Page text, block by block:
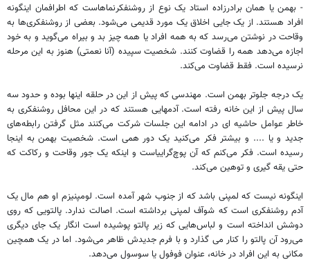
- بهمن یا همان برادرزاده استاد یک نوع از روشنفکرنماهاست که اطرافمان اینگونه
افراد هستند. از یک جایی اخلاق یک مورد قدیمی می‌شود. بعضی از روشنفکری‌ها به
وقاحت در نوشتن می‌رسد که به همه افراد یا همه چیز بد و بیراه می‌گوید و به خود
اجازه می‌دهد همه را قضاوت کنند. شخصیت سپیده (آنا نعمتی) هنوز به این مرحله
نرسیده است. فقط قضاوت می‌کند.
یک درجه جلوتر بهمن است. مهندسی که پیش از این در حلقه اینها بوده و حدود سه
سال پیش از این خانه رفته است. آدمهایی هستند که در این محافل روشنفکری به
خاطر عوامل حاشیه ای در ادامه این جلسات شرکت می‌کنند مثل گرفتن رابطه‌های
جدید و یا .... و بیشتر فکر می‌کنید یک دور همی است. شخصیت بهمن به اینجا
رسیده است. فکر می‌کنم که آن پوچ‌گراییاست و اینکه یک جور وقاحت و رکاکت که
حتی یقه گیری و توهین می‌کند.
اینگونه نیست که لمپنی باشد که از جنوب شهر آمده است. لومپنیزم او هم مال یک
آدم روشنفکری است که شوآف لمپنی برداشته است. اصالت ندارد. پالتویی که روی
دوشش انداخته است و لباس‌هایی که زیر پالتو پوشیده است انگار یک جای دیگری
می‌رود آن پالتو را کنار می گذارد و با فرم جدیدش ظاهر می‌شود. اما در یک همچین
مکانی به این افراد در خانه، عنوان فوفول یا سوسول می‌دهد.